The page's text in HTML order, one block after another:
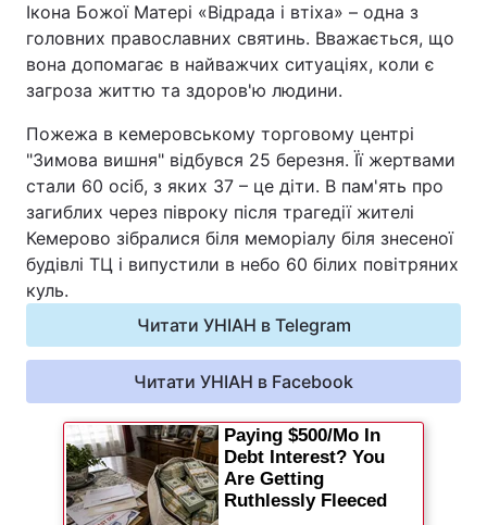
Зброя Інциденти
Здоров'я Туризм
Цікавинки Погода
Відео з Youtube Статті
Інтерв'ю Думки
Архів Вакансії
Контакти
ПОСЛУГИ
Реклама на сайті Фотобанк
Ікона Божої Матері «Відрада і втіха» – одна з
головних православних святинь. Вважається, що
вона допомагає в найважчих ситуаціях, коли є
загроза життю та здоров'ю людини.
Пожежа в кемеровському торговому центрі
"Зимова вишня" відбувся 25 березня. Її жертвами
стали 60 осіб, з яких 37 – це діти. В пам'ять про
загиблих через півроку після трагедії жителі
Кемерово зібралися біля меморіалу біля знесеної
будівлі ТЦ і випустили в небо 60 білих повітряних
куль.
Читати УНІАН в Telegram
Читати УНІАН в Facebook